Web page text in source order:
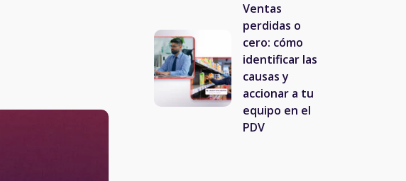
Ventas
perdidas o
cero: cómo
identificar las
causas y
accionar a tu
equipo en el
PDV